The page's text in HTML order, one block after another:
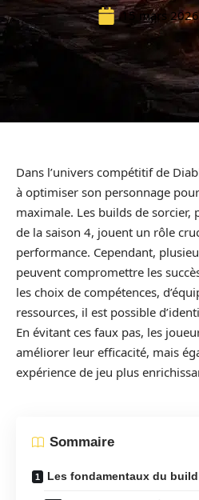
15 mars 2026
Dans l’univers compétitif de
à optimiser son personnage
maximale. Les builds de sorcier,
de la saison 4, jouent un rôle
performance. Cependant,
peuvent compromettre les
les choix de compétences,
ressources, il est possible
En évitant ces faux pas, les
améliorer leur efficacité, mais
expérience de jeu plus
Sommaire
Les fondamentaux du